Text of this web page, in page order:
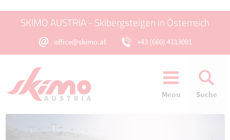
SKIMO AUSTRIA - Skibergsteigen in Österreich
office@skimo.at +43 (660) 4113091
Menu Suche